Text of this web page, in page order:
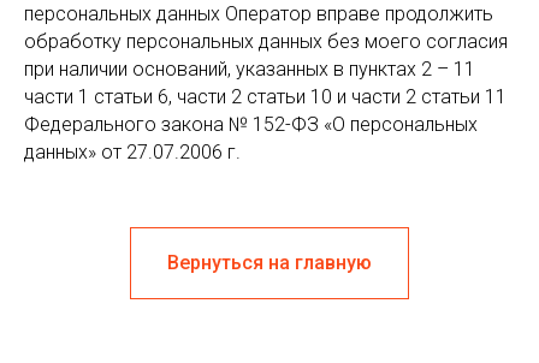
персональных данных Оператор вправе продолжить
обработку персональных данных без моего согласия
при наличии оснований, указанных в пунктах 2 – 11
части 1 статьи 6, части 2 статьи 10 и части 2 статьи 11
Федерального закона № 152-ФЗ «О персональных
данных» от 27.07.2006 г.
Вернуться на главную